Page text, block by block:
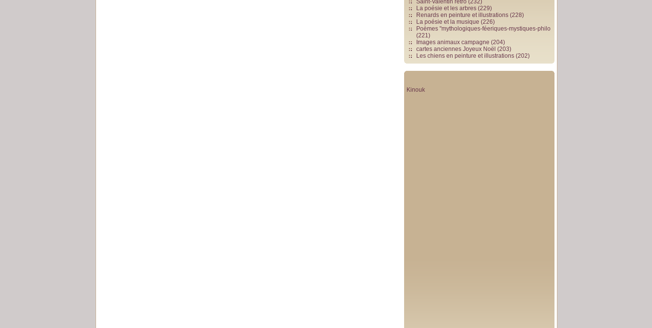
Saint-Valentin retro (232)
La poésie et les arbres (229)
Renards en peinture et illustrations (228)
La poésie et la musique (226)
Poèmes "mythologiques-féeriques-mystiques-philo
(221)
Images animaux campagne (204)
cartes anciennes Joyeux Noël (203)
Les chiens en peinture et illustrations (202)
Kinouk